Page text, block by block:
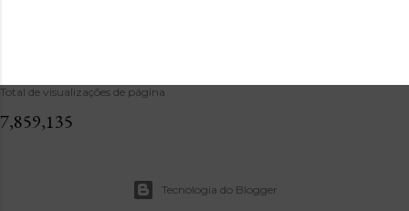
Total de visualizações de página
7,859,135
Tecnologia do Blogger